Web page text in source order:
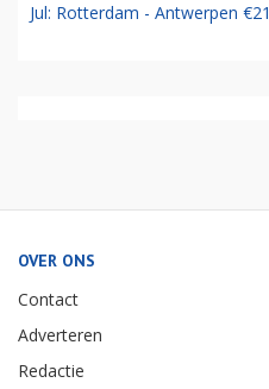
Jul: Rotterdam - Antwerpen €21
OVER ONS
Contact
Adverteren
Redactie